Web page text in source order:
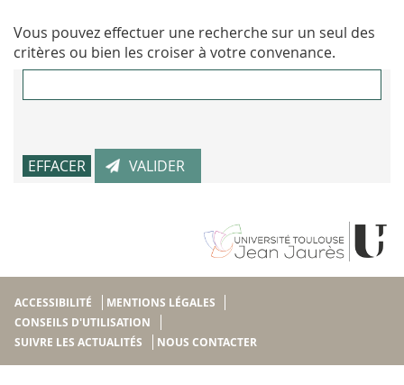
Vous pouvez effectuer une recherche sur un seul des
critères ou bien les croiser à votre convenance.
ACCESSIBILITÉ
MENTIONS LÉGALES
CONSEILS D'UTILISATION
SUIVRE LES ACTUALITÉS
NOUS CONTACTER